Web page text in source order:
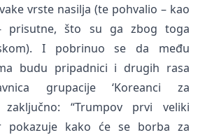
vrste nasilja (te pohvalio – kao
prisutne, što su ga zbog toga
I pobrinuo se da među
budu pripadnici i drugih rasa
grupacije ‘Koreanci za
zaključno: “Trumpov prvi veliki
pokazuje kako će se borba za